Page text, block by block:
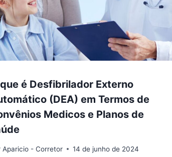
é Desfibrilador Externo
(DEA) em Termos de
Medicos e Planos de
Aparicio - Corretor 14 de junho de 2024